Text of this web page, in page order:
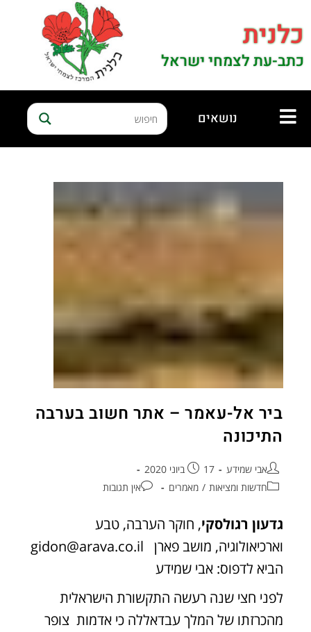
כלנית
כתב-עת לצמחי ישראל
נושאים
ביר אל-עאמר – אתר חשוב בערבה
התיכונה
אבי שמידע
17 ביוני 2020
חדשות ומציאות / מאמרים אין תגובות
גדעון רגולסקי, חוקר הערבה, טבע
וארכיאולוגיה, מושב פארן gidon@arava.co.il
הביא לדפוס: אבי שמידע
לפני חצי שנה רעשה התקשורת הישראלית
מהכרזתו של המלך עבדאללה כי אדמות צופר